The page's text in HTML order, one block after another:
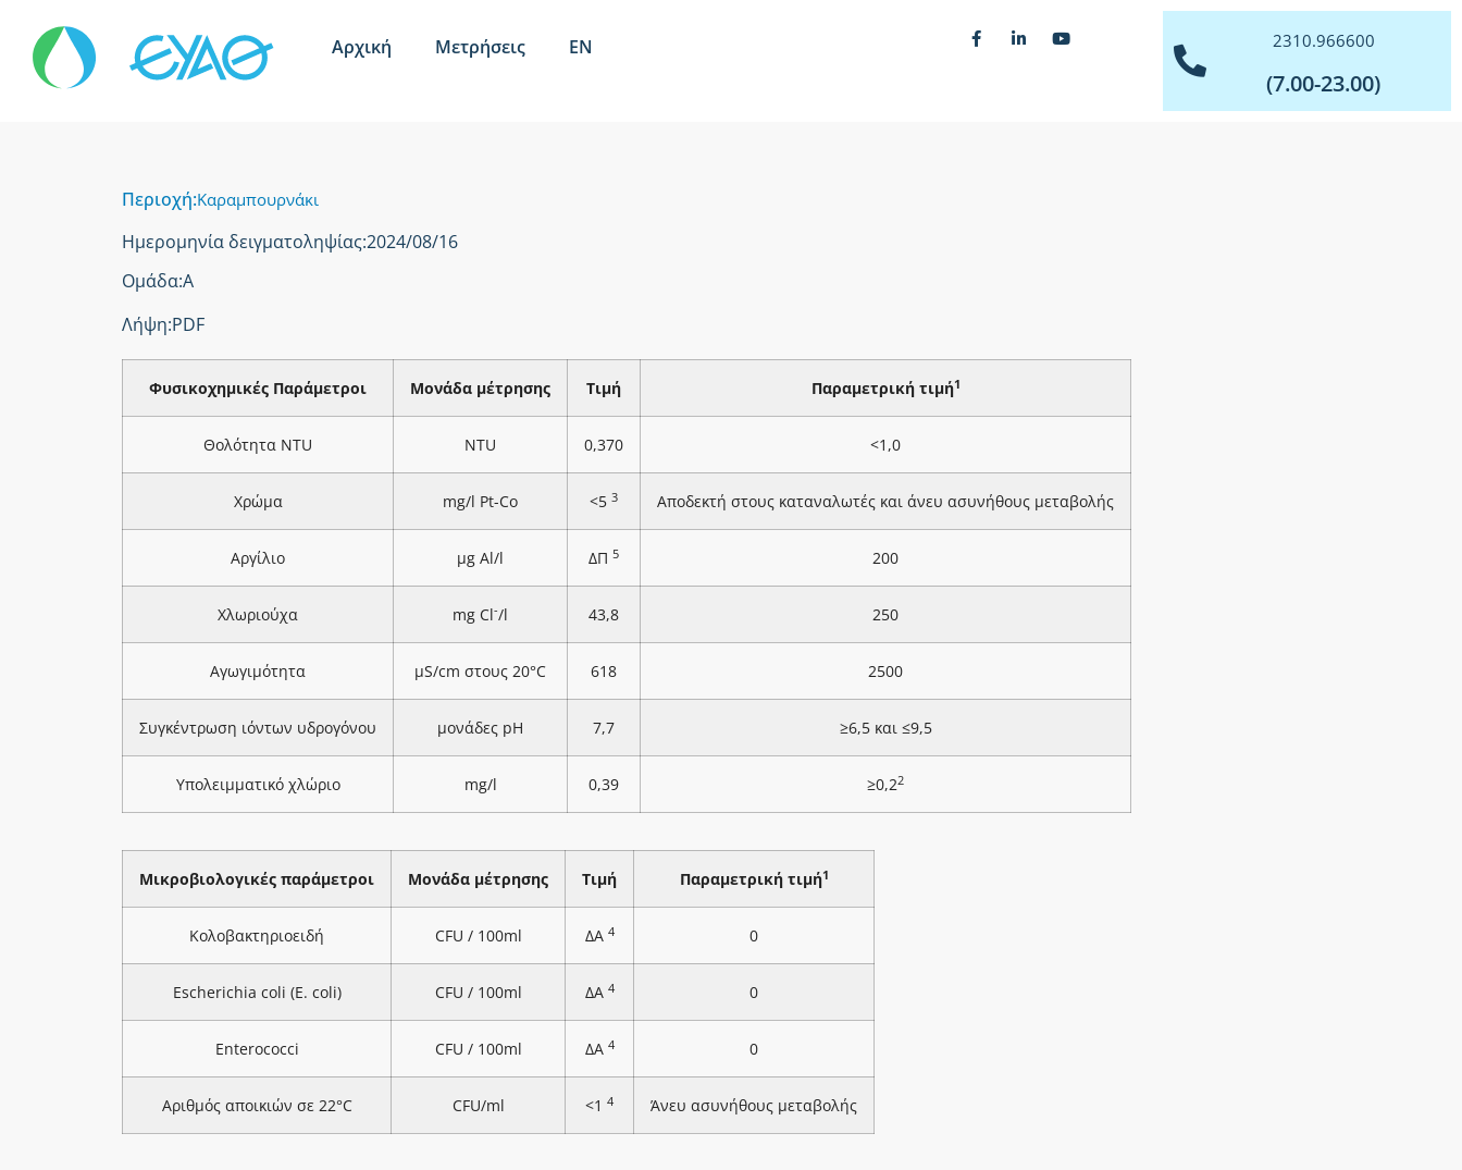
Αρχική Μετρήσεις EN 2310.966600
(7.00-23.00)
Περιοχή:Καραμπουρνάκι
Ημερομηνία δειγματοληψίας:2024/08/16
Ομάδα:Α
Λήψη:PDF
Φυσικοχημικές Παράμετροι Μονάδα μέτρησης Τιμή Παραμετρική τιμή1
Θολότητα NTU NTU 0,370 <1,0
Χρώμα mg/l Pt-Co <5 3 Αποδεκτή στους καταναλωτές και άνευ ασυνήθους μεταβολής
Αργίλιο μg Al/l ΔΠ 5 200
Χλωριούχα mg Cl-/l 43,8 250
Αγωγιμότητα μS/cm στους 20°C 618 2500
Συγκέντρωση ιόντων υδρογόνου μονάδες pH 7,7 ≥6,5 και ≤9,5
Υπολειμματικό χλώριο mg/l 0,39 ≥0,22
Μικροβιολογικές παράμετροι Μονάδα μέτρησης Τιμή Παραμετρική τιμή1
Κολοβακτηριοειδή CFU / 100ml ΔΑ 4 0
Escherichia coli (E. coli) CFU / 100ml ΔΑ 4 0
Enterococci CFU / 100ml ΔΑ 4 0
Αριθμός αποικιών σε 22°C CFU/ml <1 4 Άνευ ασυνήθους μεταβολής